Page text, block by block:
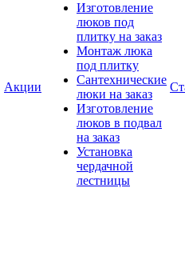
Акции
Изготовление
люков под
плитку на заказ
Монтаж люка
под плитку
Сантехнические
люки на заказ
Изготовление
люков в подвал
на заказ
Установка
чердачной
лестницы